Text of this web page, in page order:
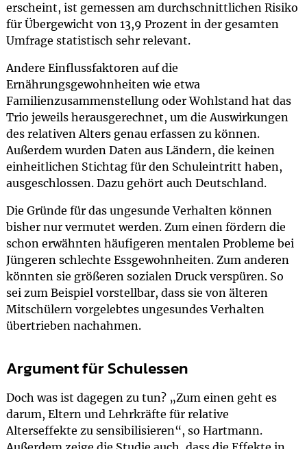
erscheint, ist gemessen am durchschnittlichen Risiko
für Übergewicht von 13,9 Prozent in der gesamten
Umfrage statistisch sehr relevant.
Andere Einflussfaktoren auf die
Ernährungsgewohnheiten wie etwa
Familienzusammenstellung oder Wohlstand hat das
Trio jeweils herausgerechnet, um die Auswirkungen
des relativen Alters genau erfassen zu können.
Außerdem wurden Daten aus Ländern, die keinen
einheitlichen Stichtag für den Schuleintritt haben,
ausgeschlossen. Dazu gehört auch Deutschland.
Die Gründe für das ungesunde Verhalten können
bisher nur vermutet werden. Zum einen fördern die
schon erwähnten häufigeren mentalen Probleme bei
Jüngeren schlechte Essgewohnheiten. Zum anderen
könnten sie größeren sozialen Druck verspüren. So
sei zum Beispiel vorstellbar, dass sie von älteren
Mitschülern vorgelebtes ungesundes Verhalten
übertrieben nachahmen.
Argument für Schulessen
Doch was ist dagegen zu tun? „Zum einen geht es
darum, Eltern und Lehrkräfte für relative
Alterseffekte zu sensibilisieren“, so Hartmann.